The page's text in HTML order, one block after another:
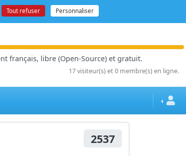
français, libre (Open-Source) et gratuit.
17 visiteur(s) et 0 membre(s) en ligne.
2537
Tout refuser Personnaliser